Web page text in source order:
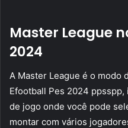
Master League
2024
A Master League é o modo
Efootball Pes 2024
de jogo onde você pode
montar com vários